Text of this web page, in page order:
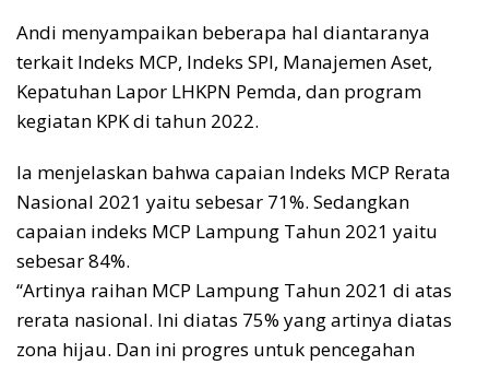
Andi menyampaikan beberapa hal diantaranya
terkait Indeks MCP, Indeks SPI, Manajemen Aset,
Kepatuhan Lapor LHKPN Pemda, dan program
kegiatan KPK di tahun 2022.
Ia menjelaskan bahwa capaian Indeks MCP Rerata
Nasional 2021 yaitu sebesar 71%. Sedangkan
capaian indeks MCP Lampung Tahun 2021 yaitu
sebesar 84%.
“Artinya raihan MCP Lampung Tahun 2021 di atas
rerata nasional. Ini diatas 75% yang artinya diatas
zona hijau. Dan ini progres untuk pencegahan